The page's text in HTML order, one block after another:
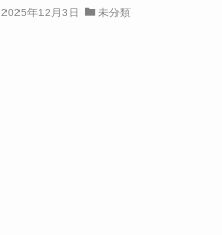
2025年12月3日 未分類